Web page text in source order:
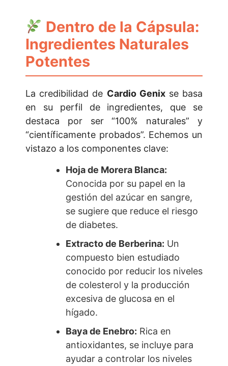
Dentro de la Cápsula:
Ingredientes Naturales
Potentes
La credibilidad de Cardio Genixse basa
en su perfil de ingredientes, que se
destaca por ser “100% naturales” y
“científicamente probados”. Echemos un
vistazo a los componentes clave:
Hoja de Morera Blanca:
Conocida por su papel en la
gestión del azúcar en sangre,
se sugiere que reduce el riesgo
de diabetes.
Extracto de Berberina: Un
compuesto bien estudiado
conocido por reducir los niveles
de colesterol y la producción
excesiva de glucosa en el
hígado.
Baya de Enebro: Rica en
antioxidantes, se incluye para
ayudar a controlar los niveles